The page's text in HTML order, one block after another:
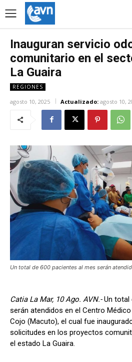
Inauguran servicio
comunitario en el
La Guaira
REGIONES
agosto 10, 2025 Actualizado: agosto 10,
Un total de 600 pacientes al mes serán
Catia La Mar, 10 Ago. AVN.-Un total
serán atendidos en el Centro
Cojo (Macuto), el cual fue
solicitudes en los proyectos
el estado La Guaira.